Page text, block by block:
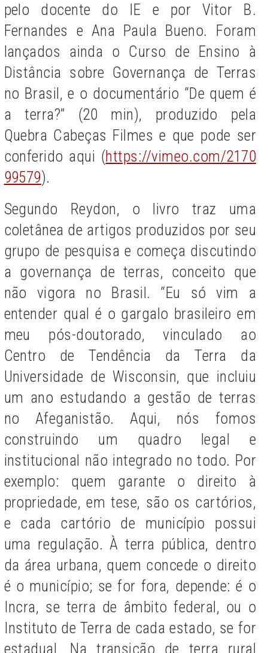
pelo docente do IE e por Vitor B.
Fernandes e Ana Paula Bueno. Foram
lançados ainda o Curso de Ensino à
Distância sobre Governança de Terras
no Brasil, e o documentário “De quem é
a terra?” (20 min), produzido pela
Quebra Cabeças Filmes e que pode ser
conferido aqui (https://vimeo.com/2170
99579).
Segundo Reydon, o livro traz uma
coletânea de artigos produzidos por seu
grupo de pesquisa e começa discutindo
a governança de terras, conceito que
não vigora no Brasil. “Eu só vim a
entender qual é o gargalo brasileiro em
meu pós-doutorado, vinculado ao
Centro de Tendência da Terra da
Universidade de Wisconsin, que incluiu
um ano estudando a gestão de terras
no Afeganistão. Aqui, nós fomos
construindo um quadro legal e
institucional não integrado no todo. Por
exemplo: quem garante o direito à
propriedade, em tese, são os cartórios,
e cada cartório de município possui
uma regulação. À terra pública, dentro
da área urbana, quem concede o direito
é o município; se for fora, depende: é o
Incra, se terra de âmbito federal, ou o
Instituto de Terra de cada estado, se for
estadual. Na transição de terra rural